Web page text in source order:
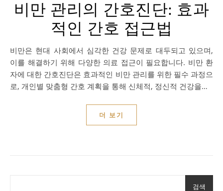
비만 관리의 간호진단: 효과
적인 간호 접근법
비만은 현대 사회에서 심각한 건강 문제로 대두되고 있으며,
이를 해결하기 위해 다양한 의료 접근이 필요합니다. 비만 환
자에 대한 간호진단은 효과적인 비만 관리를 위한 필수 과정으
로, 개인별 맞춤형 간호 계획을 통해 신체적, 정신적 건강을…
더 보기
검색